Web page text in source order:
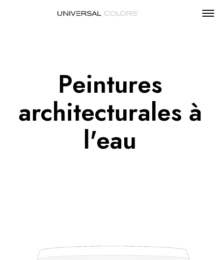
Peintures
architecturales à
l'eau